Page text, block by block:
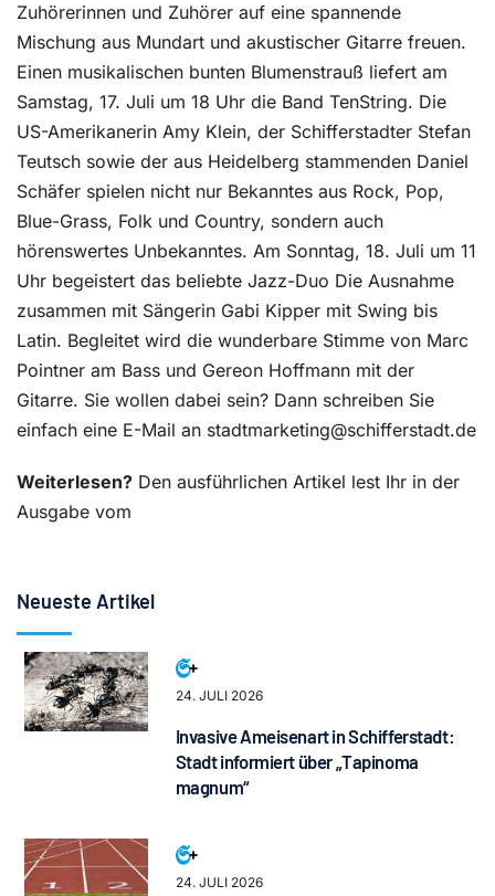
Zuhörerinnen und Zuhörer auf eine spannende
Mischung aus Mundart und akustischer Gitarre freuen.
Einen musikalischen bunten Blumenstrauß liefert am
Samstag, 17. Juli um 18 Uhr die Band TenString. Die
US-Amerikanerin Amy Klein, der Schifferstadter Stefan
Teutsch sowie der aus Heidelberg stammenden Daniel
Schäfer spielen nicht nur Bekanntes aus Rock, Pop,
Blue-Grass, Folk und Country, sondern auch
hörenswertes Unbekanntes. Am Sonntag, 18. Juli um 11
Uhr begeistert das beliebte Jazz-Duo Die Ausnahme
zusammen mit Sängerin Gabi Kipper mit Swing bis
Latin. Begleitet wird die wunderbare Stimme von Marc
Pointner am Bass und Gereon Hoffmann mit der
Gitarre. Sie wollen dabei sein? Dann schreiben Sie
einfach eine E-Mail an stadtmarketing@schifferstadt.de
Weiterlesen? Den ausführlichen Artikel lest Ihr in der
Ausgabe vom
Neueste Artikel
24. JULI 2026
Invasive Ameisenart in Schifferstadt:
Stadt informiert über „Tapinoma
magnum“
24. JULI 2026